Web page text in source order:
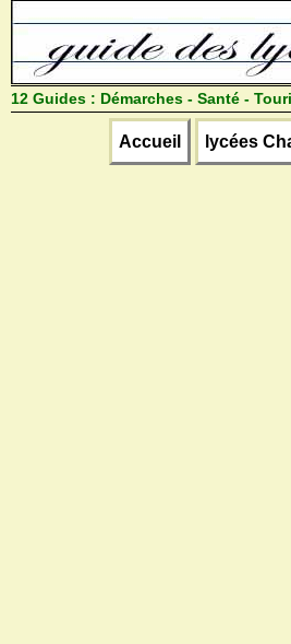
12 Guides : Démarches - Santé -
Accueil lycées